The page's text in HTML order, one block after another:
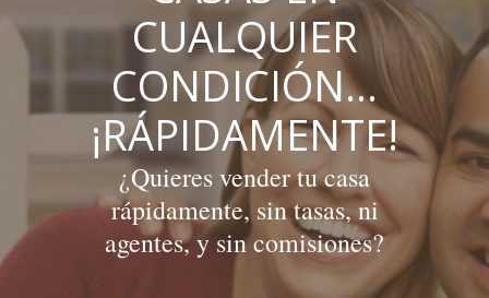
CUALQUIER
CONDICIÓN…
¡RÁPIDAMENTE!
¿Quieres vender tu casa
rápidamente, sin tasas, ni
agentes, y sin comisiones?